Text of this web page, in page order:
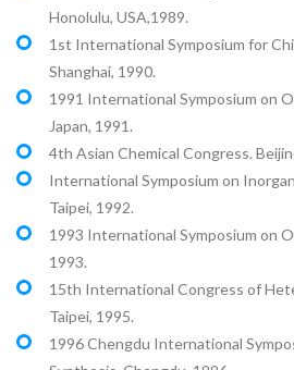
Honolulu, USA,1989.
1st International Symposium for
Shanghai, 1990.
1991 International Symposium on
Japan, 1991.
4th Asian Chemical Congress.
International Symposium on
Taipei, 1992.
1993 International Symposium on
1993.
15th International Congress of
Taipei, 1995.
1996 Chengdu International